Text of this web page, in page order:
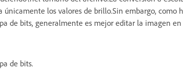
los valores de brillo.Sin embargo, como
de bits, generalmente es mejor editar la imagen
de bits.